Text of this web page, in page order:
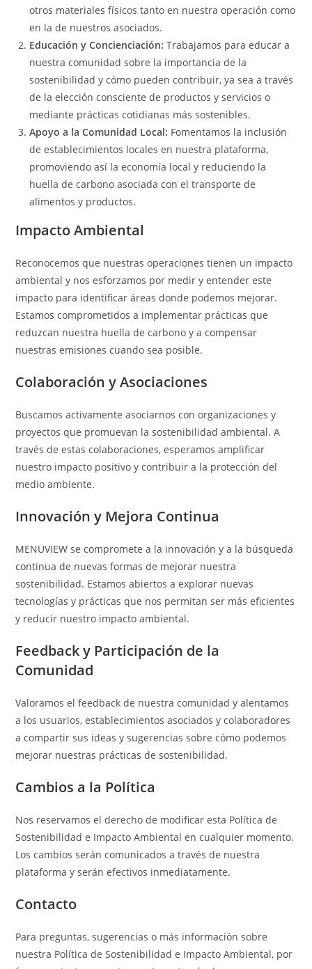
otros materiales físicos tanto en nuestra operación como
en la de nuestros asociados.
Educación y Concienciación: Trabajamos para educar a
nuestra comunidad sobre la importancia de la
sostenibilidad y cómo pueden contribuir, ya sea a través
de la elección consciente de productos y servicios o
mediante prácticas cotidianas más sostenibles.
Apoyo a la Comunidad Local: Fomentamos la inclusión
de establecimientos locales en nuestra plataforma,
promoviendo así la economía local y reduciendo la
huella de carbono asociada con el transporte de
alimentos y productos.
Impacto Ambiental
Reconocemos que nuestras operaciones tienen un impacto
ambiental y nos esforzamos por medir y entender este
impacto para identificar áreas donde podemos mejorar.
Estamos comprometidos a implementar prácticas que
reduzcan nuestra huella de carbono y a compensar
nuestras emisiones cuando sea posible.
Colaboración y Asociaciones
Buscamos activamente asociarnos con organizaciones y
proyectos que promuevan la sostenibilidad ambiental. A
través de estas colaboraciones, esperamos amplificar
nuestro impacto positivo y contribuir a la protección del
medio ambiente.
Innovación y Mejora Continua
MENUVIEW se compromete a la innovación y a la búsqueda
continua de nuevas formas de mejorar nuestra
sostenibilidad. Estamos abiertos a explorar nuevas
tecnologías y prácticas que nos permitan ser más eficientes
y reducir nuestro impacto ambiental.
Feedback y Participación de la
Comunidad
Valoramos el feedback de nuestra comunidad y alentamos
a los usuarios, establecimientos asociados y colaboradores
a compartir sus ideas y sugerencias sobre cómo podemos
mejorar nuestras prácticas de sostenibilidad.
Cambios a la Política
Nos reservamos el derecho de modificar esta Política de
Sostenibilidad e Impacto Ambiental en cualquier momento.
Los cambios serán comunicados a través de nuestra
plataforma y serán efectivos inmediatamente.
Contacto
Para preguntas, sugerencias o más información sobre
nuestra Política de Sostenibilidad e Impacto Ambiental, por